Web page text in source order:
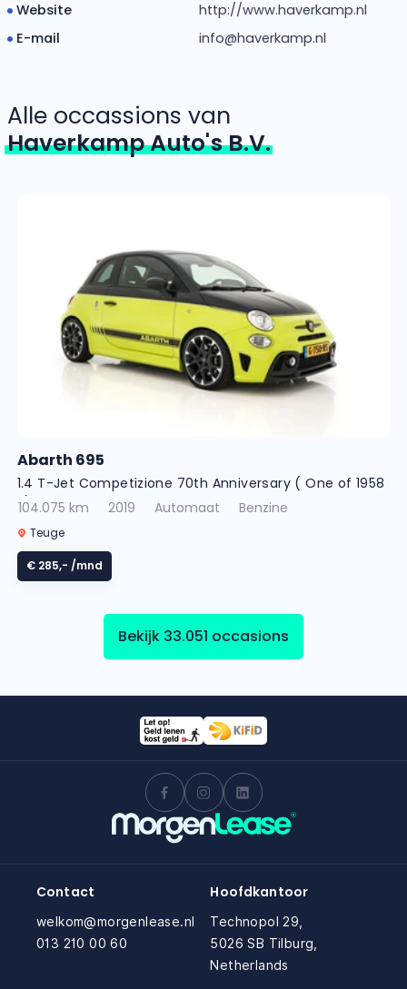
Website
http://www.haverkamp.nl
E-mail
info@haverkamp.nl
Alle occassions van
Haverkamp Auto's B.V.
Abarth 695
1.4 T-Jet Competizione 70th Anniversary ( One of 1958
! )
104.075 km 2019 Automaat Benzine
Teuge
€ 285,- /mnd
Bekijk 33.051 occasions
Contact
welkom@morgenlease.nl
013 210 00 60
Hoofdkantoor
Technopol 29,
5026 SB Tilburg,
Netherlands